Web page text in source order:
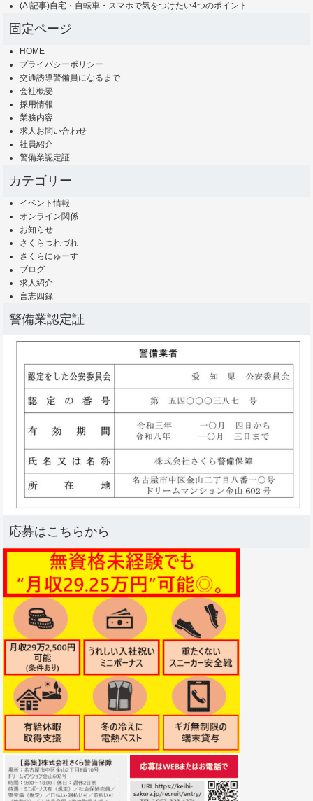
(AI記事)自宅・自転車・スマホで気をつけたい4つのポイント
固定ページ
HOME
プライバシーポリシー
交通誘導警備員になるまで
会社概要
採用情報
業務内容
求人お問い合わせ
社員紹介
警備業認定証
カテゴリー
イベント情報
オンライン関係
お知らせ
さくらつれづれ
さくらにゅーす
ブログ
求人紹介
言志四録
警備業認定証
応募はこちらから